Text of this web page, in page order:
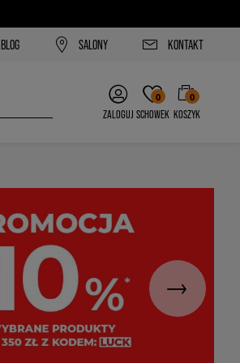
BLOG SALONY KONTAKT
ZALOGUJ
0
SCHOWEK
0
KOSZYK